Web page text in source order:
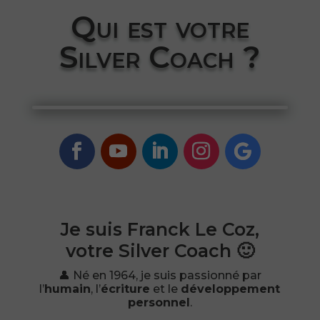
Qui est votre
Silver Coach ?
Je suis Franck Le Coz,
votre Silver Coach 🙂
👤 Né en 1964, je suis passionné par
l’humain, l’écriture et le développement
personnel.